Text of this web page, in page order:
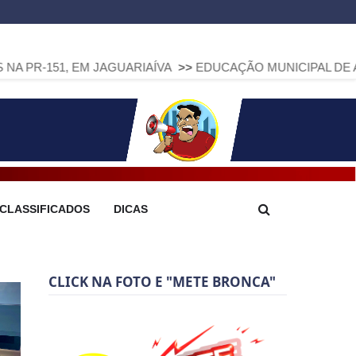
JAGUARIAÍVA >> EDUCAÇÃO MUNICIPAL DE ARAPOTI
CLASSIFICADOS DICAS
CLICK NA FOTO E "METE BRONCA"